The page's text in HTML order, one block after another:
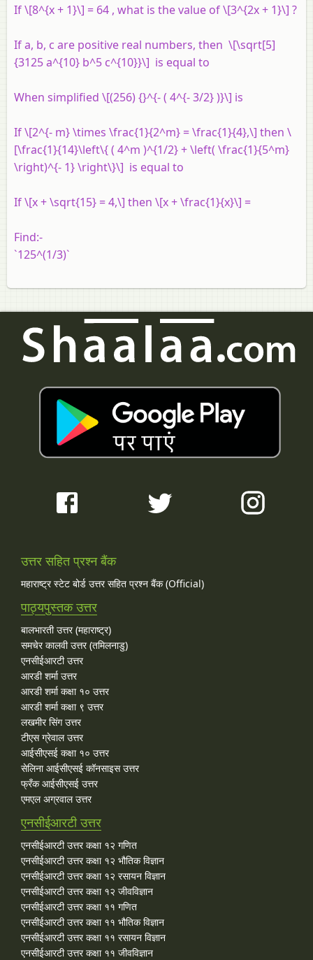
If \[8^{x + 1}\] = 64 , what is the value of \[3^{2x + 1}\] ?
If a, b, c are positive real numbers, then \[\sqrt[5]
{3125 a^{10} b^5 c^{10}}\] is equal to
When simplified \[(256) {}^{- ( 4^{- 3/2} )}\] is
If \[2^{- m} \times \frac{1}{2^m} = \frac{1}{4},\] then \
[\frac{1}{14}\left\{ ( 4^m )^{1/2} + \left( \frac{1}{5^m}
\right)^{- 1} \right\}\] is equal to
If \[x + \sqrt{15} = 4,\] then \[x + \frac{1}{x}\] =
Find:-
`125^(1/3)`
उत्तर सहित प्रश्न बैंक
महाराष्ट्र स्टेट बोर्ड उत्तर सहित प्रश्न बैंक (Official)
पाठ्यपुस्तक उत्तर
बालभारती उत्तर (महाराष्ट्र)
समचेर कालवी उत्तर (तमिलनाडु)
एनसीईआरटी उत्तर
आरडी शर्मा उत्तर
आरडी शर्मा कक्षा १० उत्तर
आरडी शर्मा कक्षा ९ उत्तर
लखमीर सिंग उत्तर
टीएस ग्रेवाल उत्तर
आईसीएसई कक्षा १० उत्तर
सेलिना आईसीएसई कॉनसाइस उत्तर
फ्रँक आईसीएसई उत्तर
एमएल अग्रवाल उत्तर
एनसीईआरटी उत्तर
एनसीईआरटी उत्तर कक्षा १२ गणित
एनसीईआरटी उत्तर कक्षा १२ भौतिक विज्ञान
एनसीईआरटी उत्तर कक्षा १२ रसायन विज्ञान
एनसीईआरटी उत्तर कक्षा १२ जीवविज्ञान
एनसीईआरटी उत्तर कक्षा ११ गणित
एनसीईआरटी उत्तर कक्षा ११ भौतिक विज्ञान
एनसीईआरटी उत्तर कक्षा ११ रसायन विज्ञान
एनसीईआरटी उत्तर कक्षा ११ जीवविज्ञान